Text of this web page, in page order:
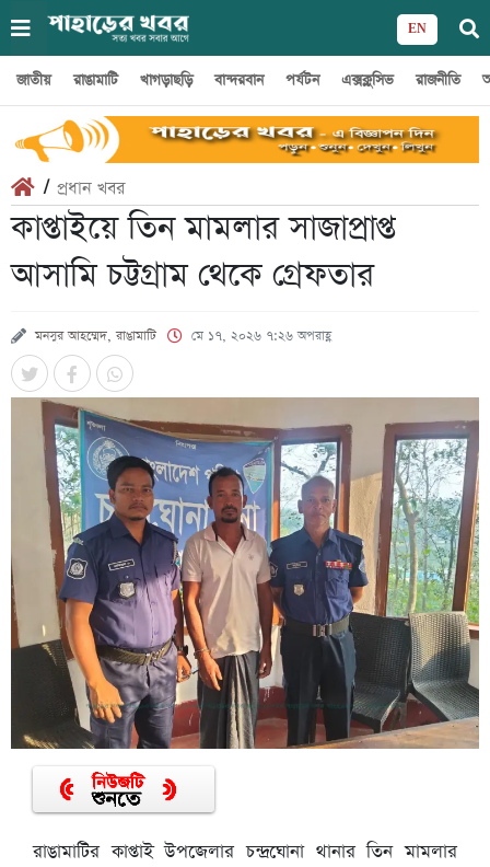
EN
জাতীয় রাঙামাটি খাগড়াছড়ি বান্দরবান পর্যটন এক্সক্লুসিভ রাজনীতি
/ প্রধান খবর
কাপ্তাইয়ে তিন মামলার সাজাপ্রাপ্ত
আসামি চট্টগ্রাম থেকে গ্রেফতার
মনসুর আহম্মেদ, রাঙামাটি মে ১৭, ২০২৬ ৭:২৬ অপরাহ্ণ
রাঙামাটির কাপ্তাই উপজেলার চন্দ্রঘোনা থানার তিন মামলার